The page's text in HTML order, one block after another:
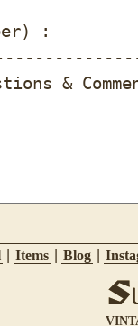
Items Blog